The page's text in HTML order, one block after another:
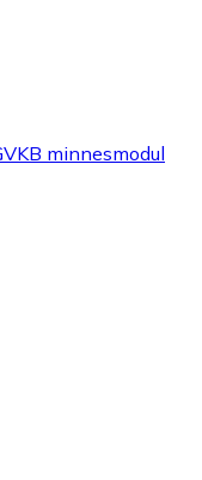
minnesmodul